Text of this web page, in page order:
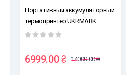
Портативный аккумуляторный
термопринтер UKRMARK
831GR, термобумага А4, 300dpi,
серый
6999.00 ₴ 14000.00 ₴